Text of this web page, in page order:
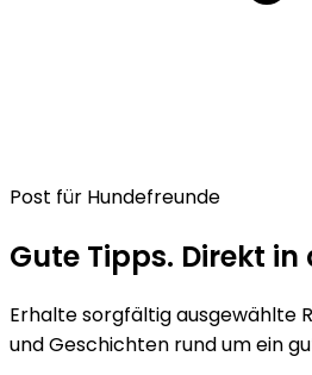
Post für Hundefreunde
Gute Tipps. Direkt
Erhalte sorgfältig ausgewählte
und Geschichten rund um ein